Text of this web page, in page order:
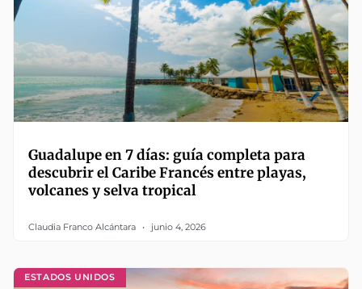
Guadalupe en 7 días: guía completa para
descubrir el Caribe Francés entre playas,
volcanes y selva tropical
Claudia Franco Alcántara junio 4, 2026
ESTADOS UNIDOS